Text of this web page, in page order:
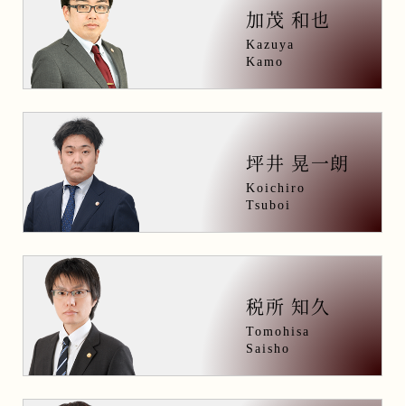
加茂 和也
Kazuya
Kamo
坪井 晃一朗
Koichiro
Tsuboi
税所 知久
Tomohisa
Saisho